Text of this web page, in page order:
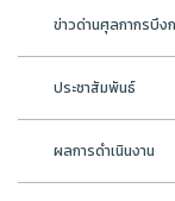
ข่าวด่านศุลกากรบึง
ประชาสัมพันธ์
ผลการดำเนินงาน